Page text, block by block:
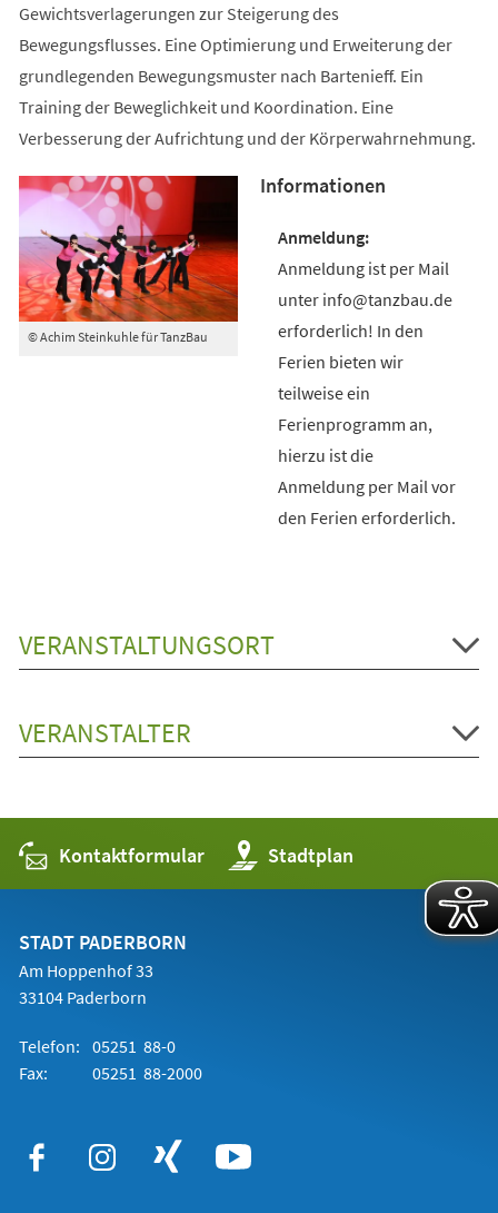
Gewichtsverlagerungen zur Steigerung des
Bewegungsflusses. Eine Optimierung und Erweiterung der
grundlegenden Bewegungsmuster nach Bartenieff. Ein
Training der Beweglichkeit und Koordination. Eine
Verbesserung der Aufrichtung und der Körperwahrnehmung.
© Achim Steinkuhle für TanzBau
Informationen
Anmeldung ist per Mail
unter info@tanzbau.de
erforderlich! In den
Ferien bieten wir
teilweise ein
Ferienprogramm an,
hierzu ist die
Anmeldung per Mail vor
den Ferien erforderlich.
VERANSTALTUNGSORT
VERANSTALTER
Kontaktformular Stadtplan
(Öffnet
in
einem
STADT PADERBORN
Am Hoppenhof 33
33104 Paderborn
Telefon: 05251 88-0
Fax:
05251 88-2000